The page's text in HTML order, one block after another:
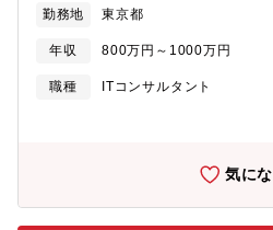
合には、当部門主導でM&A実務まで
エンジン分野において、次世代の事
究開発技術を、事業へと結びつける
てキャリアアップを目指される方を
間：22時間 /月フレックス可否：可
やり取り)－SAP使用ユーザへのフォ
例：・部内業務ユーザからのシステ
善要望を確認し、情報システム部門
す。・GMXやPBIを活用しユーザに
情報共有と課題解決を行う窓口にな
ています。【ポジションの魅力】＜
トロンの売上高の8割が海外であり
理および社内の売上処理を担ってい
勤務地 東京都
年収 800万円～1000万円
職種
ITコンサルタント
気に